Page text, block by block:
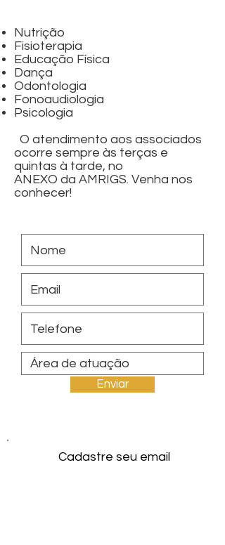
Nutrição
Fisioterapia
Educação Física
Dança
Odontologia
Fonoaudiologia
Psicologia
O atendimento aos associados
ocorre sempre às terças e
quintas à tarde, no
ANEXO da AMRIGS. Venha nos
conhecer!
Enviar
Cadastre seu email